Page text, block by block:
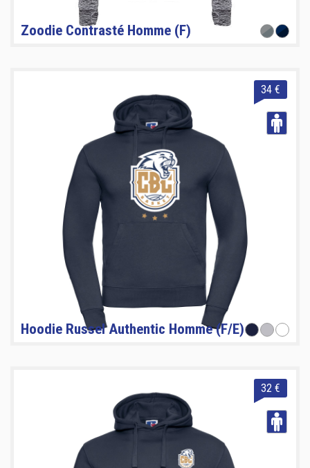
Zoodie Contrasté Homme (F)
34 €
Hoodie Russel Authentic Homme (F/E)
32 €